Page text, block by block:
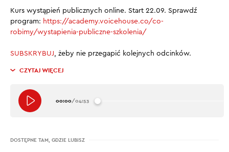
Kurs wystąpień publicznych online. Start 22.09. Sprawdź
program: ⁠ https://academy.voicehouse.co/co-
robimy/wystapienia-publiczne-szkolenia/
SUBSKRYBUJ, żeby nie przegapić kolejnych odcinków.
CZYTAJ WIĘCEJ
00:00/04:53
DOSTĘPNE TAM, GDZIE LUBISZ